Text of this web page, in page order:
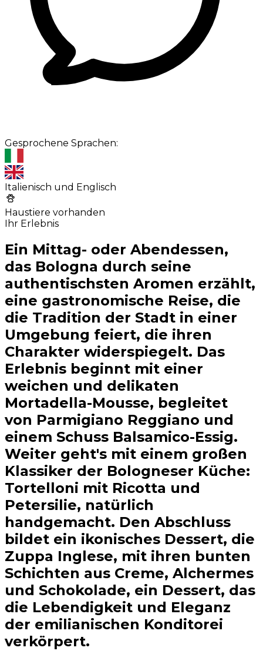
Gesprochene Sprachen:
Italienisch und Englisch
Haustiere vorhanden
Ihr Erlebnis
Ein Mittag- oder Abendessen,
das Bologna durch seine
authentischsten Aromen erzählt,
eine gastronomische Reise, die
die Tradition der Stadt in einer
Umgebung feiert, die ihren
Charakter widerspiegelt. Das
Erlebnis beginnt mit einer
weichen und delikaten
Mortadella-Mousse, begleitet
von Parmigiano Reggiano und
einem Schuss Balsamico-Essig.
Weiter geht's mit einem großen
Klassiker der Bologneser Küche:
Tortelloni mit Ricotta und
Petersilie, natürlich
handgemacht. Den Abschluss
bildet ein ikonisches Dessert, die
Zuppa Inglese, mit ihren bunten
Schichten aus Creme, Alchermes
und Schokolade, ein Dessert, das
die Lebendigkeit und Eleganz
der emilianischen Konditorei
verkörpert.